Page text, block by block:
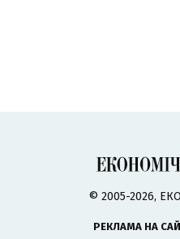
© 2005-2026,
РЕКЛАМА НА